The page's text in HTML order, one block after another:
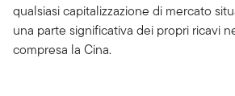
qualsiasi capitalizzazione di mercato
una parte significativa dei propri ricavi
compresa la Cina.